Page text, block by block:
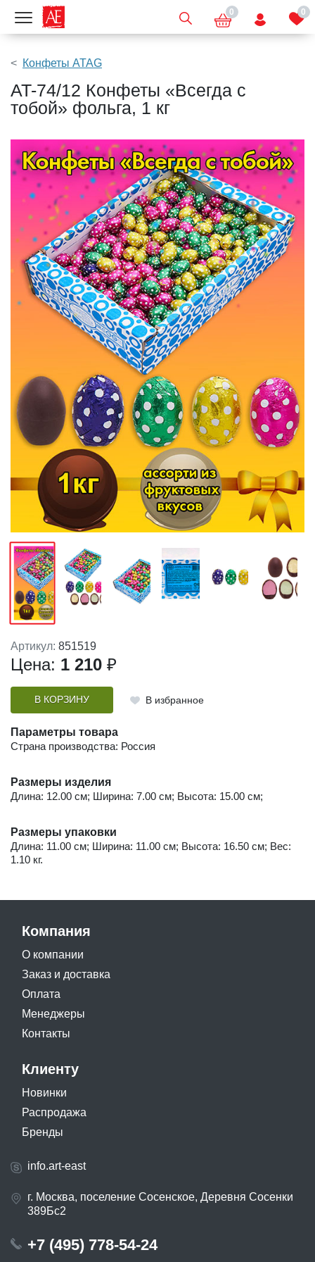
Показать меню 0 0
Конфеты ATAG
AT-74/12 Конфеты «Всегда с
тобой» фольга, 1 кг
Артикул: 851519
Цена: 1 210 ₽
В КОРЗИНУ В избранное
Параметры товара
Страна производства: Россия
Размеры изделия
Длина: 12.00 см; Ширина: 7.00 см; Высота: 15.00 см;
Размеры упаковки
Длина: 11.00 см; Ширина: 11.00 см; Высота: 16.50 см; Вес:
1.10 кг.
Компания
О компании
Заказ и доставка
Оплата
Менеджеры
Контакты
Клиенту
Новинки
Распродажа
Бренды
info.art-east
г. Москва, поселение Сосенское, Деревня Сосенки
389Бс2
+7 (495) 778-54-24